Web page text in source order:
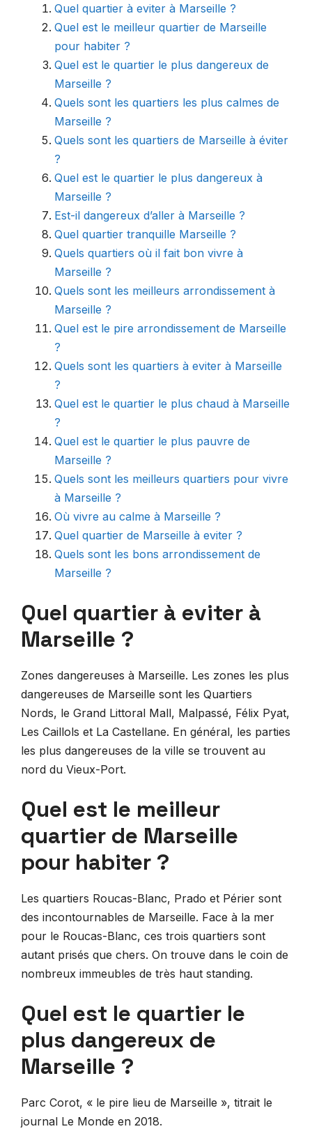
Quel quartier à eviter à Marseille ?
Quel est le meilleur quartier de Marseille
pour habiter ?
Quel est le quartier le plus dangereux de
Marseille ?
Quels sont les quartiers les plus calmes de
Marseille ?
Quels sont les quartiers de Marseille à éviter
?
Quel est le quartier le plus dangereux à
Marseille ?
Est-il dangereux d’aller à Marseille ?
Quel quartier tranquille Marseille ?
Quels quartiers où il fait bon vivre à
Marseille ?
Quels sont les meilleurs arrondissement à
Marseille ?
Quel est le pire arrondissement de Marseille
?
Quels sont les quartiers à eviter à Marseille
?
Quel est le quartier le plus chaud à Marseille
?
Quel est le quartier le plus pauvre de
Marseille ?
Quels sont les meilleurs quartiers pour vivre
à Marseille ?
Où vivre au calme à Marseille ?
Quel quartier de Marseille à eviter ?
Quels sont les bons arrondissement de
Marseille ?
Quel quartier à eviter à
Marseille ?
Zones dangereuses à Marseille. Les zones les plus
dangereuses de Marseille sont les Quartiers
Nords, le Grand Littoral Mall, Malpassé, Félix Pyat,
Les Caillols et La Castellane. En général, les parties
les plus dangereuses de la ville se trouvent au
nord du Vieux-Port.
Quel est le meilleur
quartier de Marseille
pour habiter ?
Les quartiers Roucas-Blanc, Prado et Périer sont
des incontournables de Marseille. Face à la mer
pour le Roucas-Blanc, ces trois quartiers sont
autant prisés que chers. On trouve dans le coin de
nombreux immeubles de très haut standing.
Quel est le quartier le
plus dangereux de
Marseille ?
Parc Corot, « le pire lieu de Marseille », titrait le
journal Le Monde en 2018.